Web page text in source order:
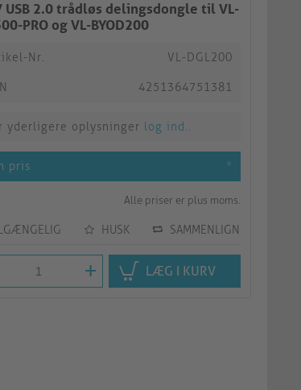
USB 2.0 trådløs delingsdongle til VL-
PRO og VL-BYOD200
Nr. VL-DGL200
4251364751381
yderligere oplysninger log ind..
pris *
Alle priser er plus moms.
HUSK SAMMENLIGN
+ LÆG I KURV